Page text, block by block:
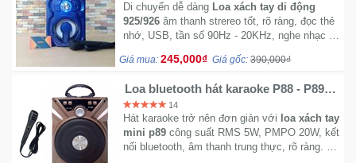
Di chuyển dễ dàng Loa xách tay di động
925/926 âm thanh strereo tốt, rõ ràng, đọc thẻ
nhớ, USB, tần số 90Hz - 20KHz, nghe nhạc 4
karaoke.
Giá mua: 245,000₫ Giá gốc: 390,000₫
Loa bluetooth hát karaoke P88 - P89
tặng kèm micro dây
14
Hát karaoke trở nên đơn giản với loa xách tay
mini p89 công suất RMS 5W, PMPO 20W, kết
nối bluetooth, âm thanh trung thực, rõ ràng. Hỗ